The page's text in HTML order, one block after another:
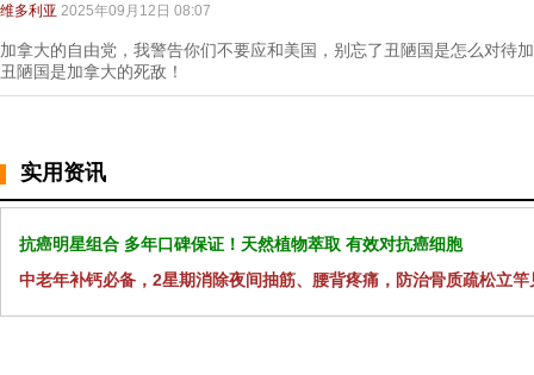
维多利亚 2025年09月12日 08:07
加拿大的自由党，我警告你们不要应和美国，别忘了丑陋国是怎么对待
丑陋国是加拿大的死敌！
实用资讯
抗癌明星组合 多年口碑保证！天然植物萃取 有效对抗癌细胞
中老年补钙必备，2星期消除夜间抽筋、腰背疼痛，防治骨质疏松立竿